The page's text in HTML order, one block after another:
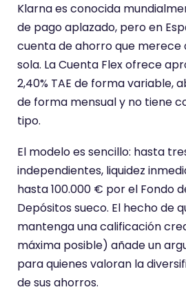
e
n
e
u
n
a
u
n
t
u
a
c
i
ó
Klarna es conocida
de pago aplazado, pero en
cuenta de ahorro que merece
sola. La Cuenta Flex ofrece
2,40% TAE de forma variable,
de forma mensual y no tiene
tipo.
El modelo es sencillo: hasta
independientes, liquidez
hasta 100.000 € por el Fondo
Depósitos sueco. El hecho de
mantenga una calificación
máxima posible) añade un
para quienes valoran la
de sus ahorros.